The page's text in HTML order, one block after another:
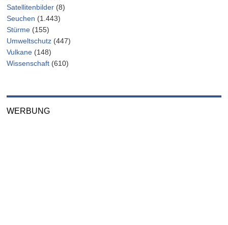
Satellitenbilder (8)
Seuchen (1.443)
Stürme (155)
Umweltschutz (447)
Vulkane (148)
Wissenschaft (610)
WERBUNG